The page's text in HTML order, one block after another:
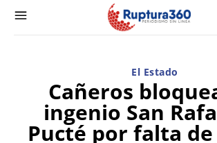
El Estado
Cañeros
ingenio San
Pucté por falta